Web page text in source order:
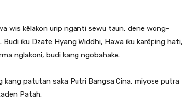
wis kêlakon urip nganti sewu taun, dene wong-
iku Dzate Hyang Widdhi, Hawa iku karêping hati,
nglakoni, budi kang ngobahake.
kang patutan saka Putri Bangsa Cina, miyose putra
Patah.